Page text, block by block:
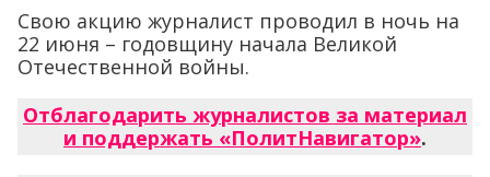
Свою акцию журналист проводил в ночь на
22 июня – годовщину начала Великой
Отечественной войны.
Отблагодарить журналистов за материал
и поддержать «ПолитНавигатор».